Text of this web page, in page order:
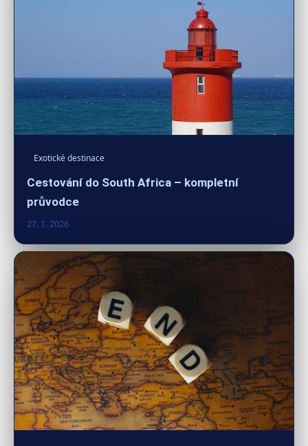
Exotické destinace
Cestování do South Africa – kompletní
průvodce
27. 1. 2026